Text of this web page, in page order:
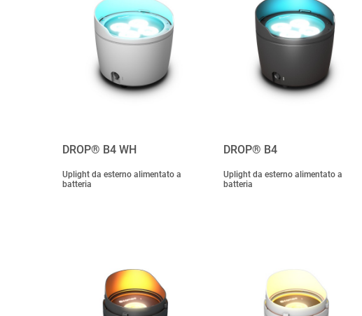
DROP® B4 WH
Uplight da esterno alimentato a
batteria
DROP® B4
Uplight da esterno alimentato a
batteria